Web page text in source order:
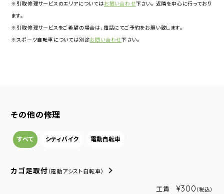
※引取修理サービスのエリアについてはお問い合わせ下さい。 近隣を中心に行っており
ます。
※引取修理サービスをご希望の場合は、電話にてご予約をお願い致します。
※スポーツ自転車については別途お問い合わせ下さい。
その他の修理
すべて シティバイク 電動自転車
カゴ足取付 （電動アシスト自転車）
工賃 ¥300 （税込）